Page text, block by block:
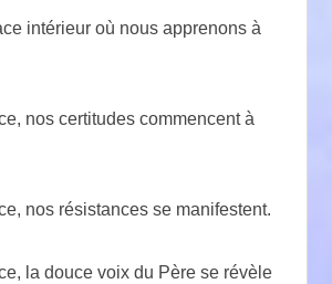
intérieur où nous apprenons à
nos certitudes commencent à
nos résistances se manifestent.
la douce voix du Père se révèle